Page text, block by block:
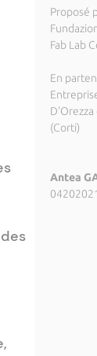
Proposé
Fab Lab
En
(Corti)
Antea